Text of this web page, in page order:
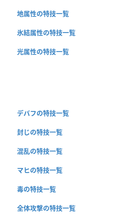
地属性の特技一覧
氷結属性の特技一覧
光属性の特技一覧
デバフの特技一覧
封じの特技一覧
混乱の特技一覧
マヒの特技一覧
毒の特技一覧
全体攻撃の特技一覧